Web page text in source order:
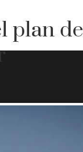
plan de